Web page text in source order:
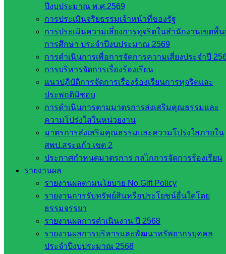
ปีงบประมาณ พ.ศ.2569
การประเมินจริยธรรมเจ้าหน้าที่ของรัฐ
การประเมินความเสี่ยงการทุจริตในสำนักงานเขตพื้
การศึกษา ประจำปีงบประมาณ 2569
การดำเนินการเพื่อการจัดการความเสี่ยงประจำปี
การบริหารจัดการเรื่องร้องเรียน
แนวปฏิบัติการจัดการเรื่องร้องเรียนการทุจริตและ
ประพฤติมิชอบ
การดำเนินการตามมาตรการส่งเสริมคุณธรรมและ
ความโปร่งใสในหน่วยงาน
มาตรการส่งเสริมคุณธรรมและความโปร่งใสภายใน
สพป.สระแก้ว เขต 2
ประกาศกำหนดมาตรการ กลไกการจัดการร้องเรียน
รายงานผล
รายงานผลตามนโยบาย No Gift Policy
รายงานการรับทรัพย์สินหรือประโยชน์อื่นใดโดย
ธรรมจรรยา
รายงานผลการดำเนินงาน ปี 2568
รายงานผลการบริหารและพัฒนาทรัพยากรบุคคล
ประจำปีงบประมาณ 2568
เว็บไซต์
สพป. ใน
สพฐ.
กรมบัญชี
กลาง
สำนักงาน
ส.ก.ส.ค
หน่วยงาน
ในจังหวัด
สระแก้ว
จังหวัด
สระแก้ว
องค์การ
บริหาร